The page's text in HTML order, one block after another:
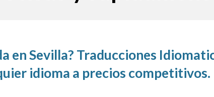
en Sevilla? Traducciones
idioma a precios competitivos.